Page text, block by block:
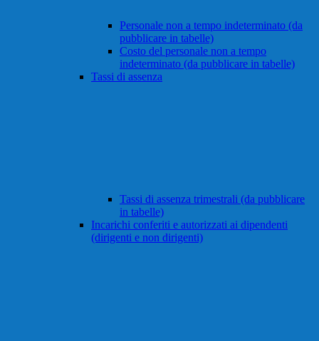
Personale non a tempo indeterminato (da
pubblicare in tabelle)
Costo del personale non a tempo
indeterminato (da pubblicare in tabelle)
Tassi di assenza
Tassi di assenza trimestrali (da pubblicare
in tabelle)
Incarichi conferiti e autorizzati ai dipendenti
(dirigenti e non dirigenti)